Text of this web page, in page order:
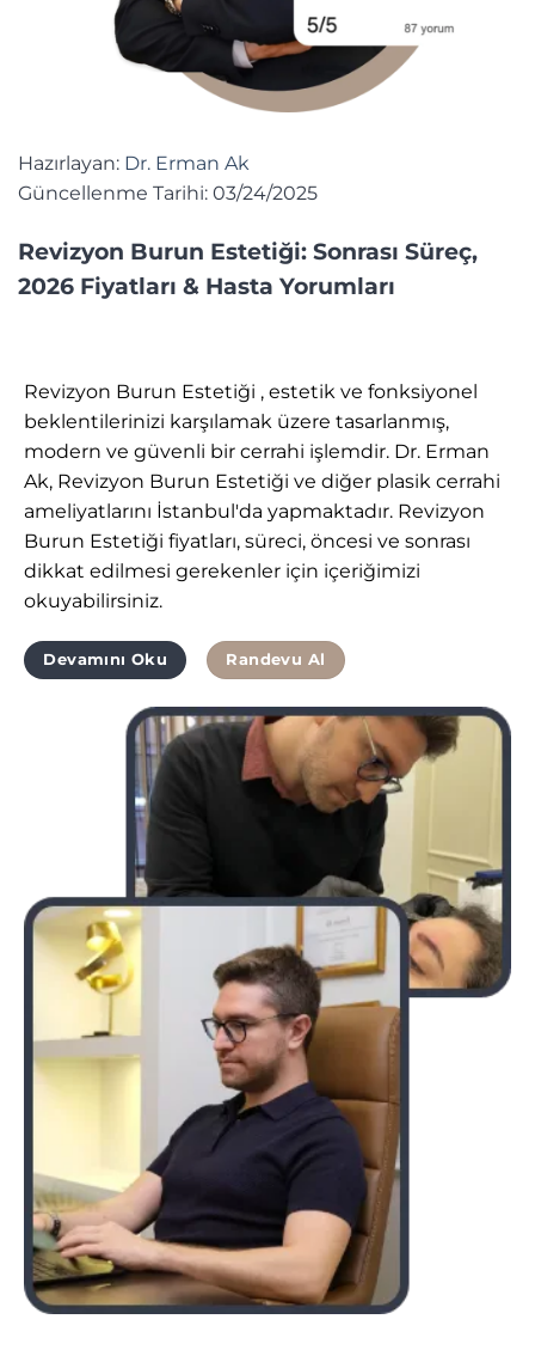
Hazırlayan: Dr. Erman Ak
Güncellenme Tarihi: 03/24/2025
Revizyon Burun Estetiği: Sonrası Süreç,
2026 Fiyatları & Hasta Yorumları
Revizyon Burun Estetiği , estetik ve fonksiyonel
beklentilerinizi karşılamak üzere tasarlanmış,
modern ve güvenli bir cerrahi işlemdir. Dr. Erman
Ak, Revizyon Burun Estetiği ve diğer plasik cerrahi
ameliyatlarını İstanbul'da yapmaktadır. Revizyon
Burun Estetiği fiyatları, süreci, öncesi ve sonrası
dikkat edilmesi gerekenler için içeriğimizi
okuyabilirsiniz.
Devamını Oku Randevu Al